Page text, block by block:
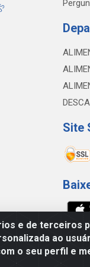
e de terceiros
ao
o seu perfil e
Site
E LOGÍSTICA